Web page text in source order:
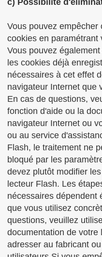
c) Possibilité
Vous pouvez
cookies en paramétrant
Vous pouvez
les cookies déjà
nécessaires à cet effet
navigateur Internet que
En cas de questions,
fonction d'aide ou la
navigateur Internet ou
ou au service
Flash, le traitement ne
bloqué par les
devez plutôt modifier
lecteur Flash. Les
nécessaires dépendent
que vous utilisez
questions, veuillez
documentation de votre
adresser au fabricant